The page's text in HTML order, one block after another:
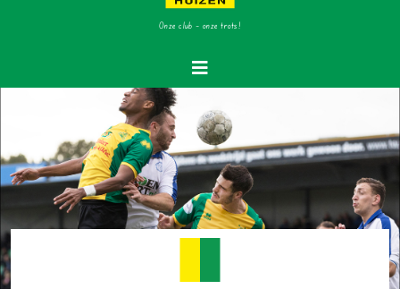
Onze club – onze trots!
Toggle
Nieuws
Teams